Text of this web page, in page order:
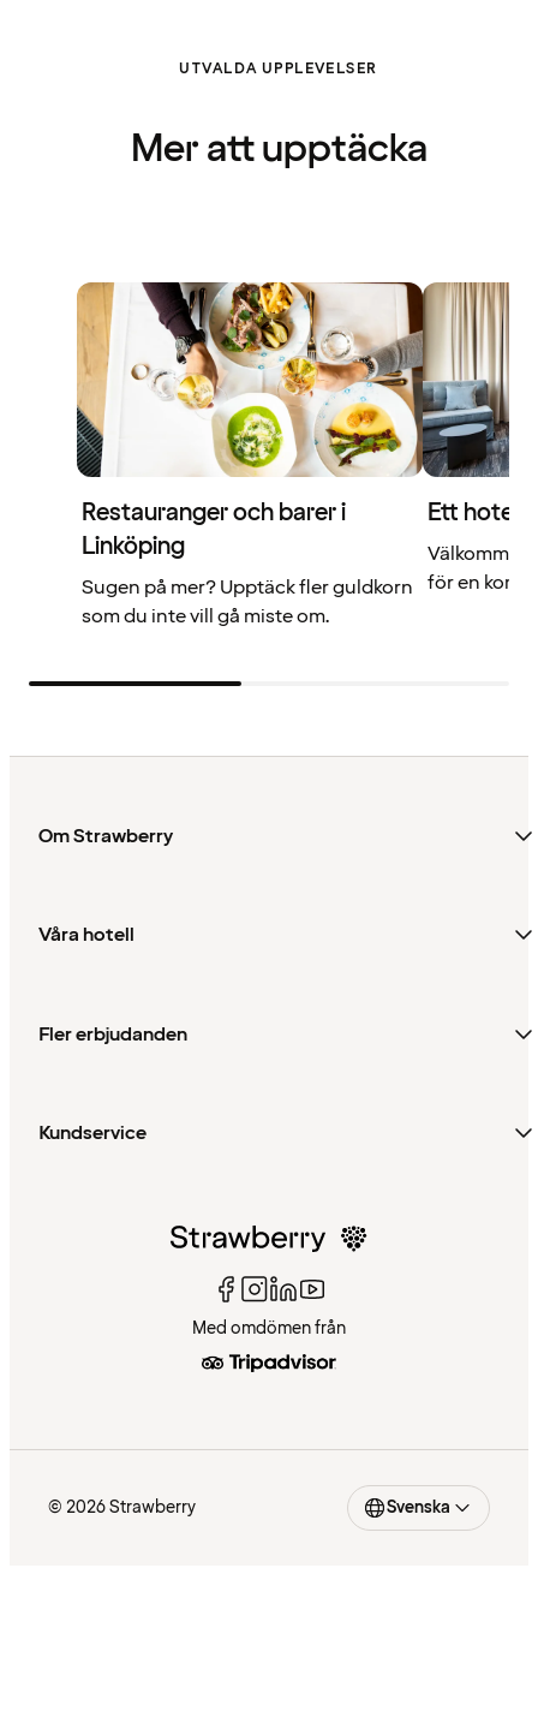
UTVALDA UPPLEVELSER
Mer att upptäcka
Restauranger och barer i
Linköping
Sugen på mer? Upptäck fler guldkorn
som du inte vill gå miste om.
Ett hotell
för en
Om Strawberry
Våra hotell
Fler erbjudanden
Kundservice
Med omdömen från
© 2026 Strawberry Svenska